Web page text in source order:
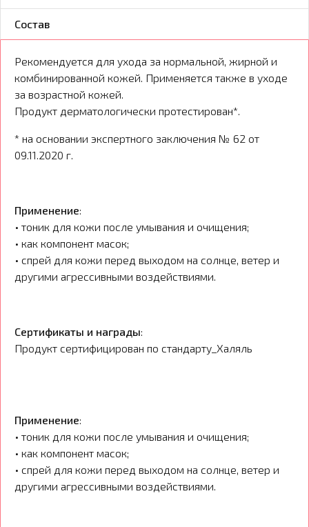
Состав
Рекомендуется для ухода за нормальной, жирной и
комбинированной кожей. Применяется также в уходе
за возрастной кожей.
Продукт дерматологически протестирован*.
* на основании экспертного заключения № 62 от
09.11.2020 г.
Применение:
• тоник для кожи после умывания и очищения;
• как компонент масок;
• спрей для кожи перед выходом на солнце, ветер и
другими агрессивными воздействиями.
Сертификаты и награды:
Продукт сертифицирован по стандарту_Халяль
Применение:
• тоник для кожи после умывания и очищения;
• как компонент масок;
• спрей для кожи перед выходом на солнце, ветер и
другими агрессивными воздействиями.